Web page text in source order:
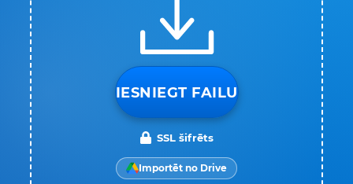
IESNIEGT FAILU
SSL šifrēts
Importēt no Drive